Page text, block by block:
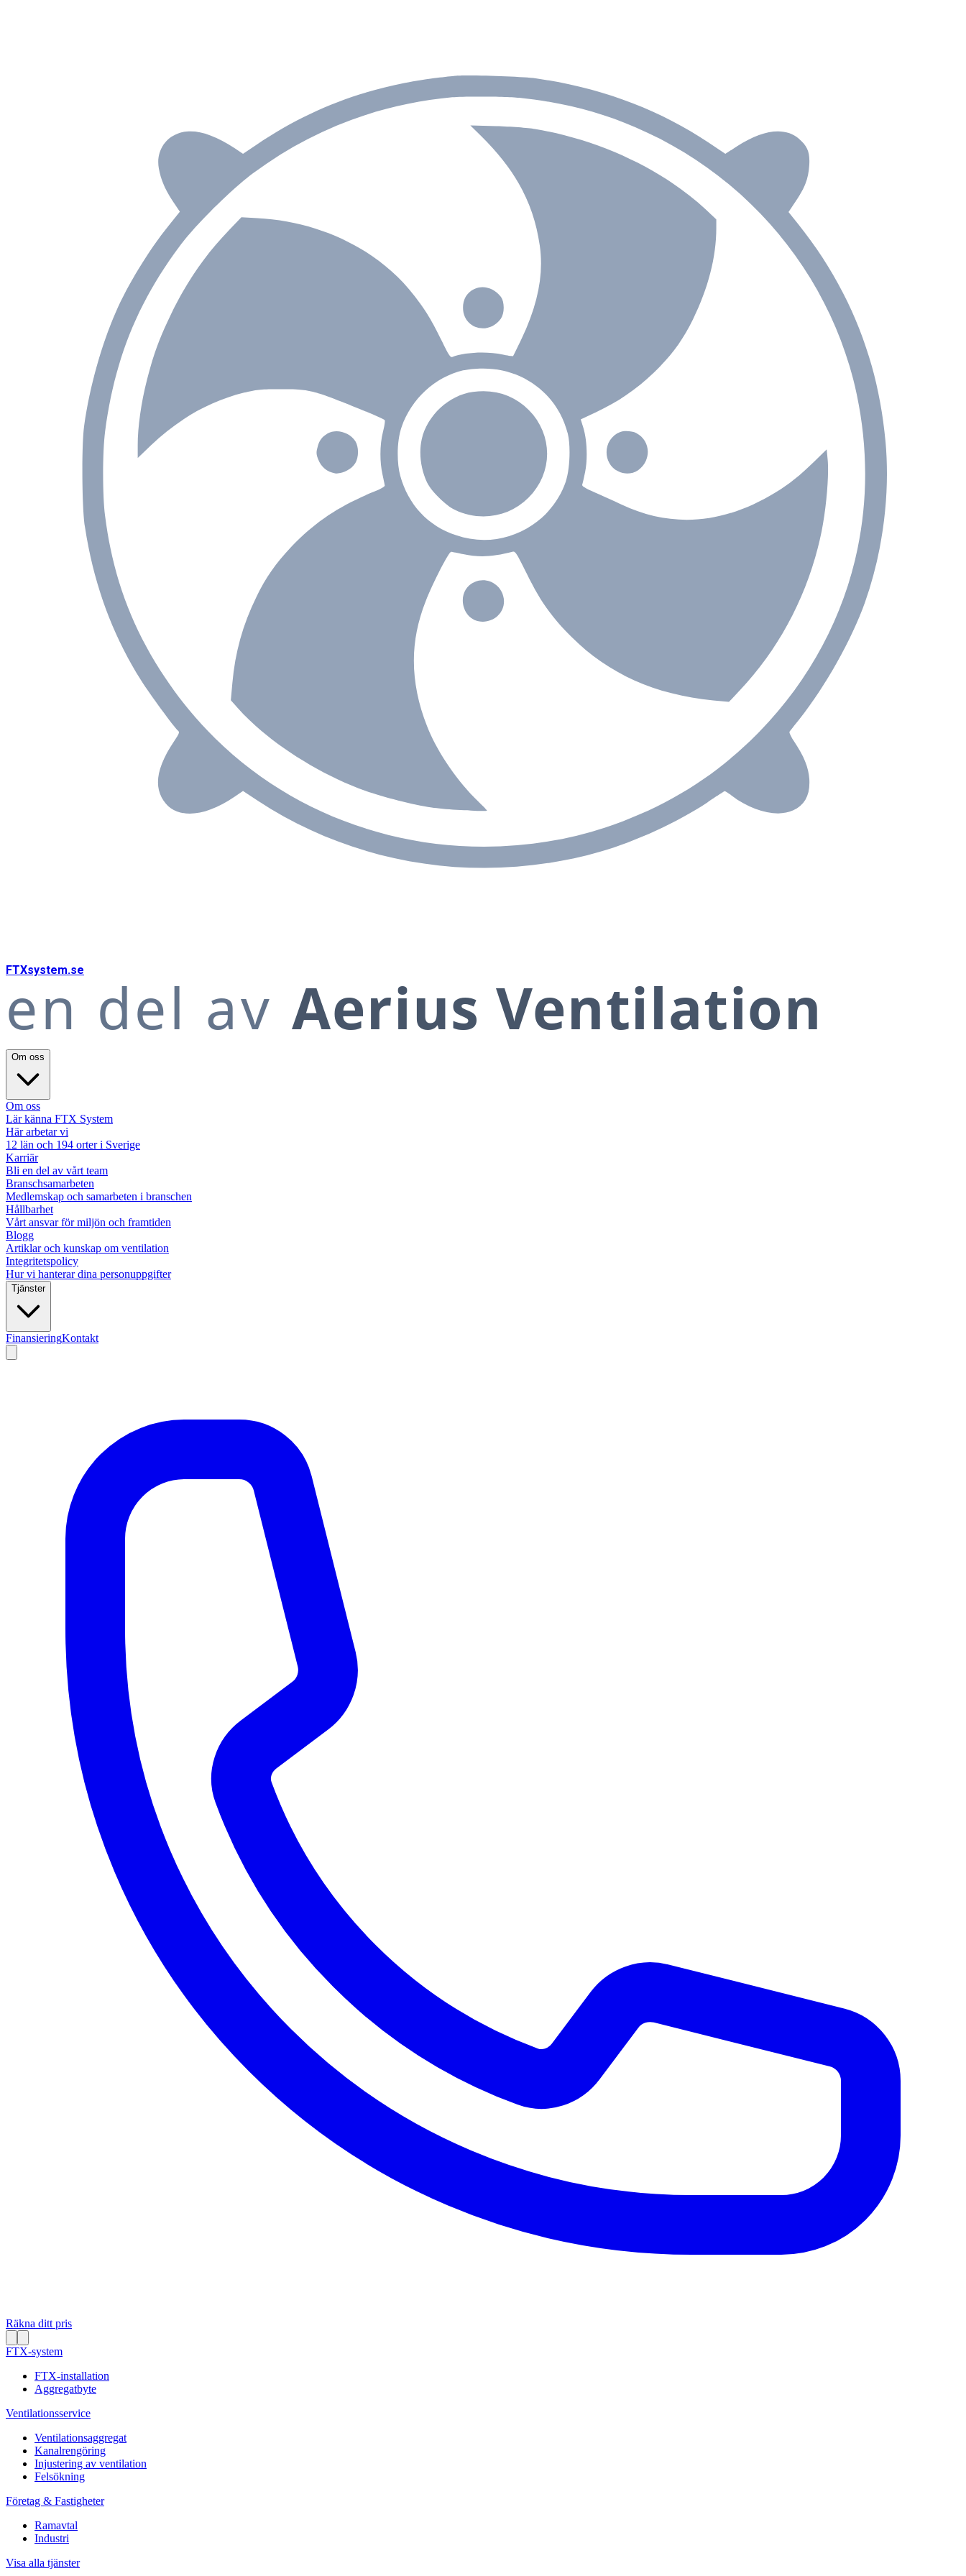
FTXsystem.se
en del av Aerius Ventilation
Om oss
Om oss
Lär känna FTX System
Här arbetar vi
12 län och 194 orter i Sverige
Karriär
Bli en del av vårt team
Branschsamarbeten
Medlemskap och samarbeten i branschen
Hållbarhet
Vårt ansvar för miljön och framtiden
Blogg
Artiklar och kunskap om ventilation
Integritetspolicy
Hur vi hanterar dina personuppgifter
Tjänster
FinansieringKontakt
Räkna ditt pris
FTX-system
FTX-installation
Aggregatbyte
Ventilationsservice
Ventilationsaggregat
Kanalrengöring
Injustering av ventilation
Felsökning
Företag & Fastigheter
Ramavtal
Industri
Visa alla tjänster